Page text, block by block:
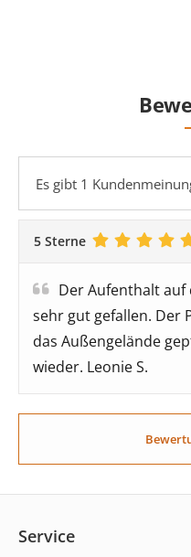
Es gibt 1
5 Sterne
Der Aufenthalt auf
sehr gut gefallen. Der
das Außengelände
wieder. Leonie S.
Service